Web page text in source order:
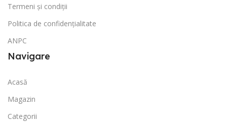
Termeni și condiții
Politica de confidențialitate
ANPC
Navigare
Acasă
Magazin
Categorii